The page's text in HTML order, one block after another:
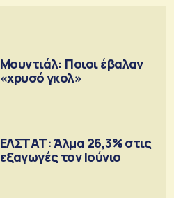
Μουντιάλ: Ποιοι έβαλαν
«χρυσό γκολ»
ΕΛΣΤΑΤ: Άλμα 26,3% στις
εξαγωγές τον Ιούνιο